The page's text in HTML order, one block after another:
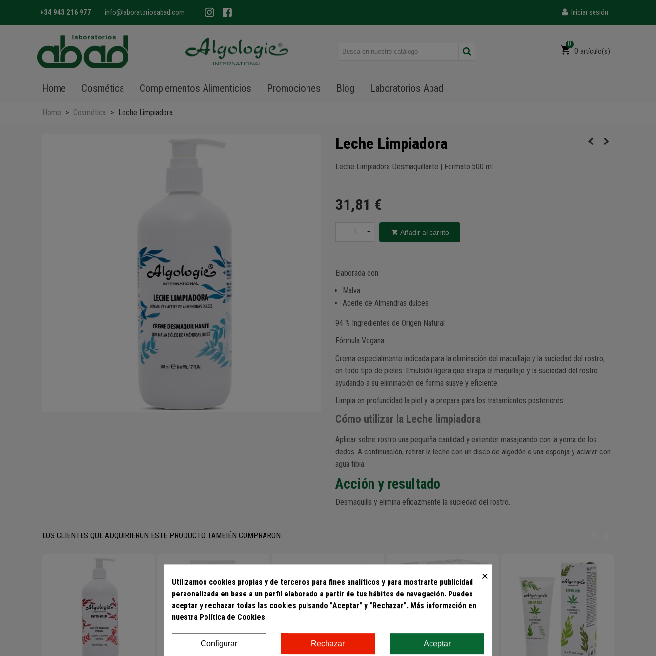
+34 943 216 977 info@laboratoriosabad.com Iniciar sesión
0
0 artículo(s)
Home Cosmética Complementos Alimenticios Promociones Blog Laboratorios Abad
Home > Cosmética > Leche Limpiadora
Leche Limpiadora
Leche Limpiadora Desmaquillante | Formato 500 ml
31,81 €
- + Añadir al carrito
Elaborada con:
Malva
Aceite de Almendras dulces
94 % Ingredientes de Origen Natural
Fórmula Vegana
Crema especialmente indicada para la eliminación del maquillaje y la suciedad del rostro,
en todo tipo de pieles. Emulsión ligera que atrapa el maquillaje y la suciedad del rostro
ayudando a su eliminación de forma suave y eficiente.
Limpia en profundidad la piel y la prepara para los tratamientos posteriores.
Cómo utilizar la Leche limpiadora
Aplicar sobre rostro una pequeña cantidad y extender masajeando con la yema de los
dedos. A continuación, retirar la leche con un disco de algodón o una esponja y aclarar con
agua tibia.
Acción y resultado
Desmaquilla y elimina eficazmente la suciedad del rostro.
LOS CLIENTES QUE ADQUIRIERON ESTE PRODUCTO TAMBIÉN COMPRARON:
×
Utilizamos cookies propias y de terceros para fines analíticos y para mostrarte publicidad
personalizada en base a un perfil elaborado a partir de tus hábitos de navegación. Puedes
aceptar y rechazar todas las cookies pulsando "Aceptar" y "Rechazar". Más información en
nuestra Política de Cookies.
Configurar Rechazar Aceptar